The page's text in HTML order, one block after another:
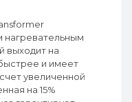
выходит на
и имеет
увеличенной
на 15%